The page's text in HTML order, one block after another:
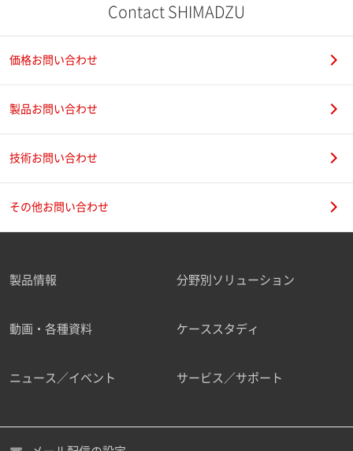
Contact SHIMADZU
価格お問い合わせ
製品お問い合わせ
技術お問い合わせ
その他お問い合わせ
製品情報 分野別ソリューション
動画・各種資料 ケーススタディ
ニュース／イベント サービス／サポート